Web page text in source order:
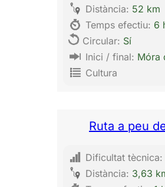
Distància: 52 km
Temps efectiu: 6
Circular: Sí
Inici / final: Móra
Cultura
Ruta a peu
Dificultat tècnica:
Distància: 3,63